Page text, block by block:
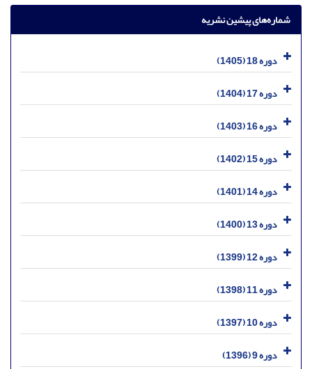
شماره‌های پیشین نشریه
دوره 18 (1405)
دوره 17 (1404)
دوره 16 (1403)
دوره 15 (1402)
دوره 14 (1401)
دوره 13 (1400)
دوره 12 (1399)
دوره 11 (1398)
دوره 10 (1397)
دوره 9 (1396)